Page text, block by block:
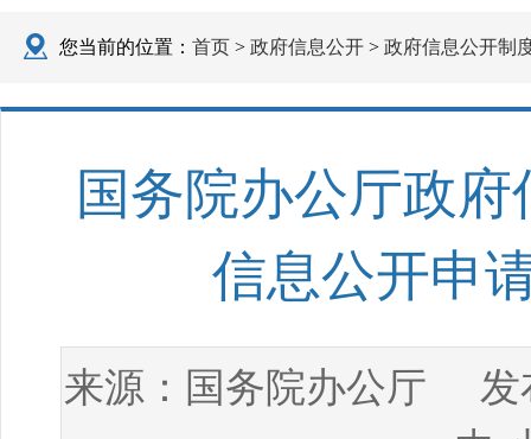
您当前的位置： 首页 > 政府信息公开 > 政府信息公开制
国务院办公厅政
信息公开申
来源： 国务院办公厅 发